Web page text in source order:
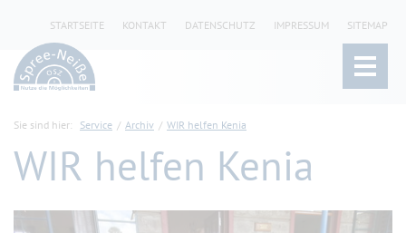
STARTSEITE KONTAKT DATENSCHUTZ IMPRESSUM SITEMAP
Sie sind hier: Service Archiv WIR helfen Kenia
WIR helfen Kenia